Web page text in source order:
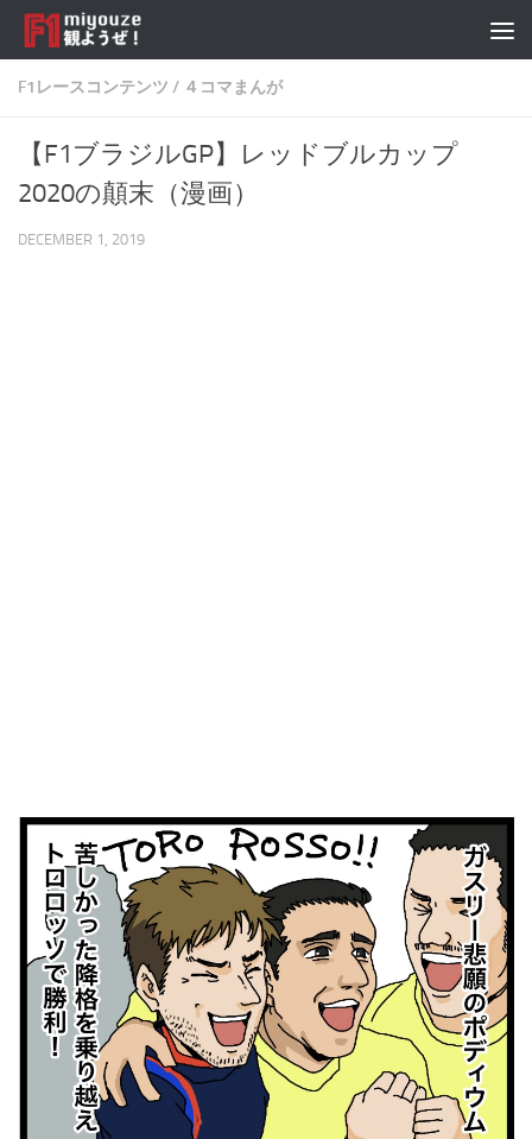
Skip to content
F1レースコンテンツ / ４コマまんが
【F1ブラジルGP】レッドブルカップ
2020の顛末（漫画）
DECEMBER 1, 2019